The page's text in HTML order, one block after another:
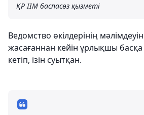
ҚР ІІМ баспасөз қызметі
Ведомство өкілдерінің
жасағаннан кейін ұрлықшы
кетіп, ізін суытқан.